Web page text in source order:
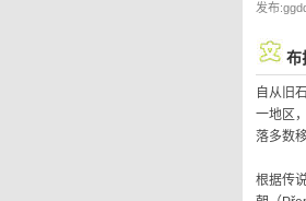
发布
布
自从旧
一地区
落多数
根据传